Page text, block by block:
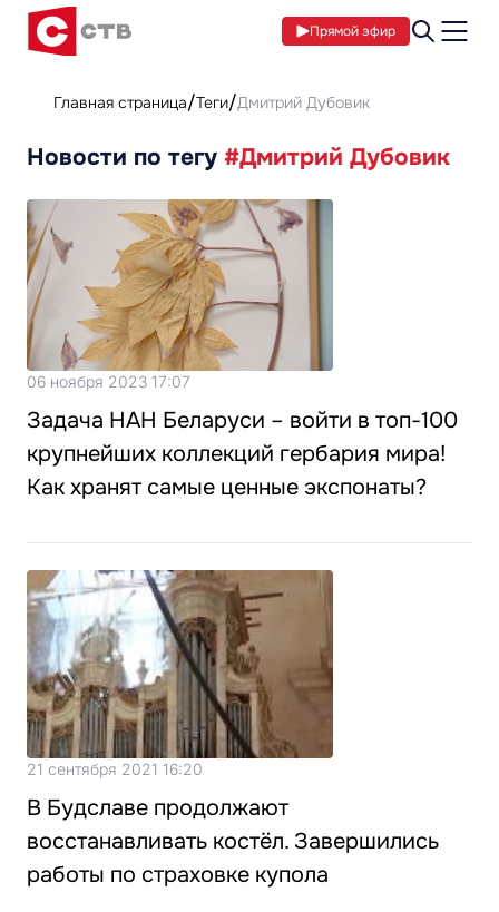
Прямой эфир
Главная страница Теги Дмитрий Дубовик
Новости по тегу #Дмитрий Дубовик
06 ноября 2023 17:07
Задача НАН Беларуси – войти в топ-100
крупнейших коллекций гербария мира!
Как хранят самые ценные экспонаты?
21 сентября 2021 16:20
В Будславе продолжают
восстанавливать костёл. Завершились
работы по страховке купола